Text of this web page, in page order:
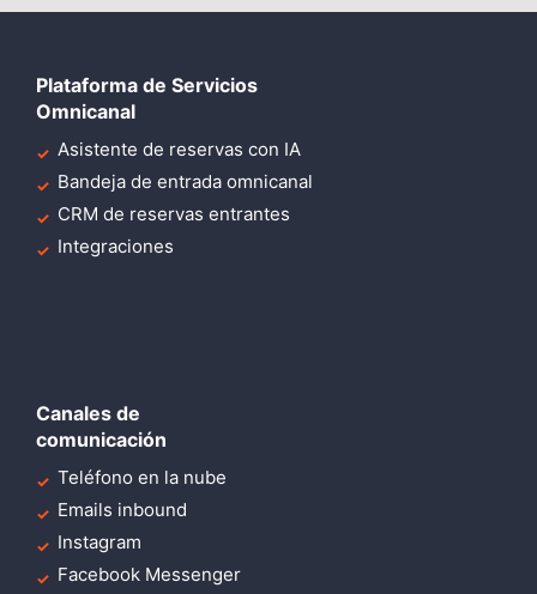
Plataforma de Servicios
Omnicanal
Asistente de reservas con IA
Bandeja de entrada omnicanal
CRM de reservas entrantes
Integraciones
Canales de
comunicación
Teléfono en la nube
Emails inbound
Instagram
Facebook Messenger